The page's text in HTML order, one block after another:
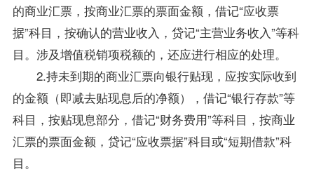
的商业汇票，按商业汇票的票面金额，借记“应收票
据”科目，按确认的营业收入，贷记“主营业务收入”等科
目。涉及增值税销项税额的，还应进行相应的处理。
2.持未到期的商业汇票向银行贴现，应按实际收到
的金额（即减去贴现息后的净额），借记“银行存款”等
科目，按贴现息部分，借记“财务费用”等科目，按商业
汇票的票面金额，贷记“应收票据”科目或“短期借款”科
目。